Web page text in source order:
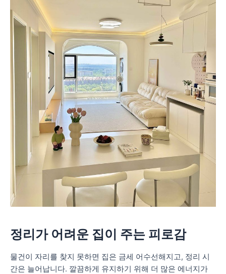
정리가 어려운 집이 주는 피로감
물건이 자리를 찾지 못하면 집은 금세 어수선해지고, 정리 시
간은 늘어납니다. 깔끔하게 유지하기 위해 더 많은 에너지가